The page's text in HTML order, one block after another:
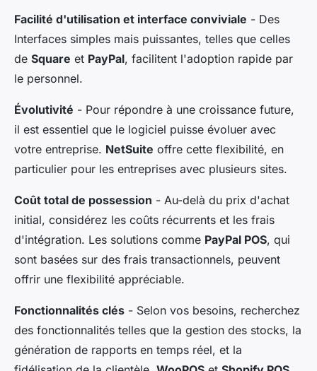
Facilité d'utilisation et interface conviviale - Des
Interfaces simples mais puissantes, telles que celles
de Square et PayPal, facilitent l'adoption rapide par
le personnel.
Évolutivité - Pour répondre à une croissance future,
il est essentiel que le logiciel puisse évoluer avec
votre entreprise. NetSuite offre cette flexibilité, en
particulier pour les entreprises avec plusieurs sites.
Coût total de possession - Au-delà du prix d'achat
initial, considérez les coûts récurrents et les frais
d'intégration. Les solutions comme PayPal POS, qui
sont basées sur des frais transactionnels, peuvent
offrir une flexibilité appréciable.
Fonctionnalités clés - Selon vos besoins, recherchez
des fonctionnalités telles que la gestion des stocks, la
génération de rapports en temps réel, et la